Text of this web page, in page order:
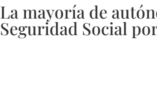
La mayoría de
Seguridad Social